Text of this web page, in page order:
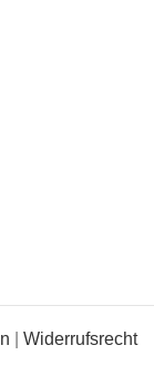
Widerrufsrecht